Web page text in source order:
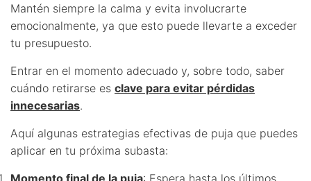
Mantén siempre la calma y evita involucrarte
emocionalmente, ya que esto puede llevarte a exceder
tu presupuesto.
Entrar en el momento adecuado y, sobre todo, saber
cuándo retirarse es clave para evitar pérdidas
innecesarias.
Aquí algunas estrategias efectivas de puja que puedes
aplicar en tu próxima subasta:
Momento final de la puja: Espera hasta los últimos